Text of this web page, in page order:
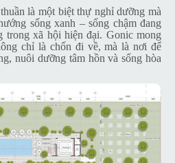
là một biệt thự nghỉ dưỡng mà
sống xanh – sống chậm đang
trong xã hội hiện đại. Gonic mong
chỉ là chốn đi về, mà là nơi để
nuôi dưỡng tâm hồn và sống hòa